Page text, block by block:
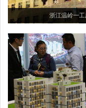
浙江温岭一